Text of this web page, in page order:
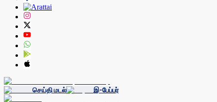
செய்தி மடல் இ-பேப்பர்